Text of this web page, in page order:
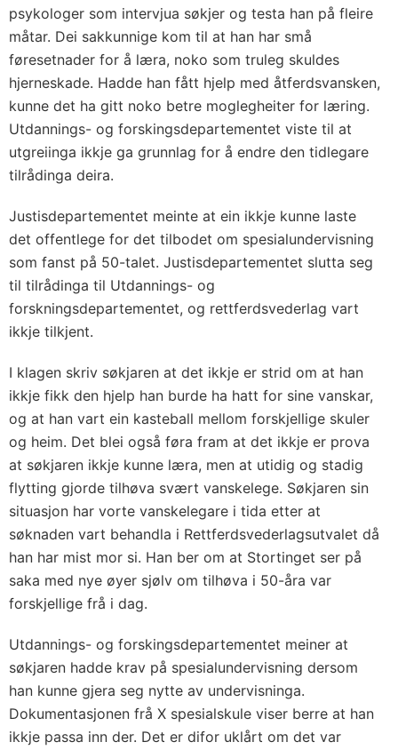
psykologer som intervjua søkjer og testa han på fleire
måtar. Dei sakkunnige kom til at han har små
føresetnader for å læra, noko som truleg skuldes
hjerneskade. Hadde han fått hjelp med åtferdsvansken,
kunne det ha gitt noko betre moglegheiter for læring.
Utdannings- og forskingsdepartementet viste til at
utgreiinga ikkje ga grunnlag for å endre den tidlegare
tilrådinga deira.
Justisdepartementet meinte at ein ikkje kunne laste
det offentlege for det tilbodet om spesialundervisning
som fanst på 50-talet. Justisdepartementet slutta seg
til tilrådinga til Utdannings- og
forskningsdepartementet, og rettferdsvederlag vart
ikkje tilkjent.
I klagen skriv søkjaren at det ikkje er strid om at han
ikkje fikk den hjelp han burde ha hatt for sine vanskar,
og at han vart ein kasteball mellom forskjellige skuler
og heim. Det blei også føra fram at det ikkje er prova
at søkjaren ikkje kunne læra, men at utidig og stadig
flytting gjorde tilhøva svært vanskelege. Søkjaren sin
situasjon har vorte vanskelegare i tida etter at
søknaden vart behandla i Rettferdsvederlagsutvalet då
han har mist mor si. Han ber om at Stortinget ser på
saka med nye øyer sjølv om tilhøva i 50-åra var
forskjellige frå i dag.
Utdannings- og forskingsdepartementet meiner at
søkjaren hadde krav på spesialundervisning dersom
han kunne gjera seg nytte av undervisninga.
Dokumentasjonen frå X spesialskule viser berre at han
ikkje passa inn der. Det er difor uklårt om det var